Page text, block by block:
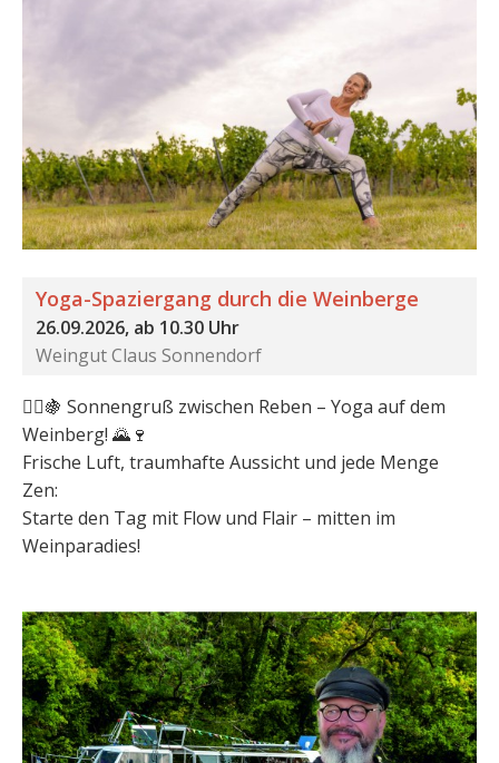
Yoga-Spaziergang durch die Weinberge
26.09.2026, ab 10.30 Uhr
Weingut Claus Sonnendorf
🧘‍♀️🍇 Sonnengruß zwischen Reben – Yoga auf dem
Weinberg! 🌄🍷
Frische Luft, traumhafte Aussicht und jede Menge
Zen:
Starte den Tag mit Flow und Flair – mitten im
Weinparadies!